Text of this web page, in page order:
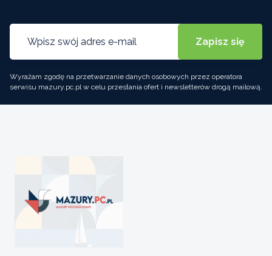
Wyrażam zgodę na przetwarzanie danych osobowych przez operatora
serwisu mazury.pc.pl w celu przesłania ofert i newsletterów drogą mailową.